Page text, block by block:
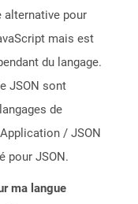
alternative pour
mais est
du langage.
JSON sont
de
/ JSON
pour JSON.
ma langue